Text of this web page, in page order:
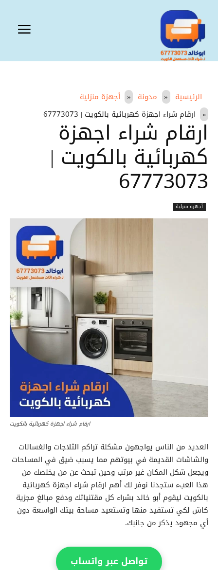
الرئيسية مدونة
أجهزة منزلية
ارقام شراء اجهزة كهربائية بالكويت | 67773073
ارقام شراء اجهزة
كهربائية بالكويت |
67773073
أجهزة منزلية
ارقام شراء اجهزة كهربائية بالكويت
العديد من الناس يواجهون مشكلة تراكم الثلاجات والغسالات
والشاشات القديمة في بيوتهم مما يسبب ضيق في المساحات
ويجعل شكل المكان غير مرتب وحين تبحث عن من يخلصك من
هذا العبء ستجدنا نوفر لك أهم ارقام شراء اجهزة كهربائية
بالكويت ليقوم أبو خالد بشراء كل مقتنياتك ودفع مبالغ مجزية
كاش لكي تستفيد منها وتستعيد مساحة بيتك الواسعة دون
أي مجهود يذكر من جانبك.
تواصل عبر واتساب